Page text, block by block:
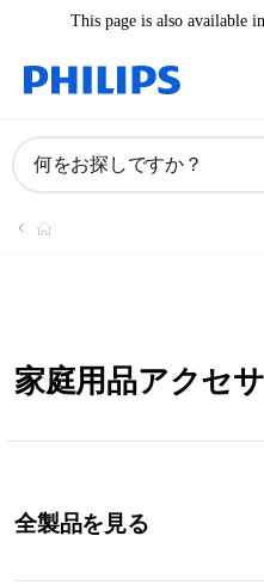
This page is also available in
何をお探しですか？
家庭用品アクセ
全製品を見る